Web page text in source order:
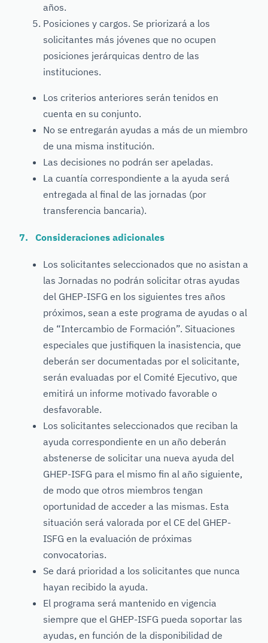
años.
Posiciones y cargos. Se priorizará a los
solicitantes más jóvenes que no ocupen
posiciones jerárquicas dentro de las
instituciones.
Los criterios anteriores serán tenidos en
cuenta en su conjunto.
No se entregarán ayudas a más de un miembro
de una misma institución.
Las decisiones no podrán ser apeladas.
La cuantía correspondiente a la ayuda será
entregada al final de las jornadas (por
transferencia bancaria).
7. Consideraciones adicionales
Los solicitantes seleccionados que no asistan a
las Jornadas no podrán solicitar otras ayudas
del GHEP-ISFG en los siguientes tres años
próximos, sean a este programa de ayudas o al
de “Intercambio de Formación”. Situaciones
especiales que justifiquen la inasistencia, que
deberán ser documentadas por el solicitante,
serán evaluadas por el Comité Ejecutivo, que
emitirá un informe motivado favorable o
desfavorable.
Los solicitantes seleccionados que reciban la
ayuda correspondiente en un año deberán
abstenerse de solicitar una nueva ayuda del
GHEP-ISFG para el mismo fin al año siguiente,
de modo que otros miembros tengan
oportunidad de acceder a las mismas. Esta
situación será valorada por el CE del GHEP-
ISFG en la evaluación de próximas
convocatorias.
Se dará prioridad a los solicitantes que nunca
hayan recibido la ayuda.
El programa será mantenido en vigencia
siempre que el GHEP-ISFG pueda soportar las
ayudas, en función de la disponibilidad de